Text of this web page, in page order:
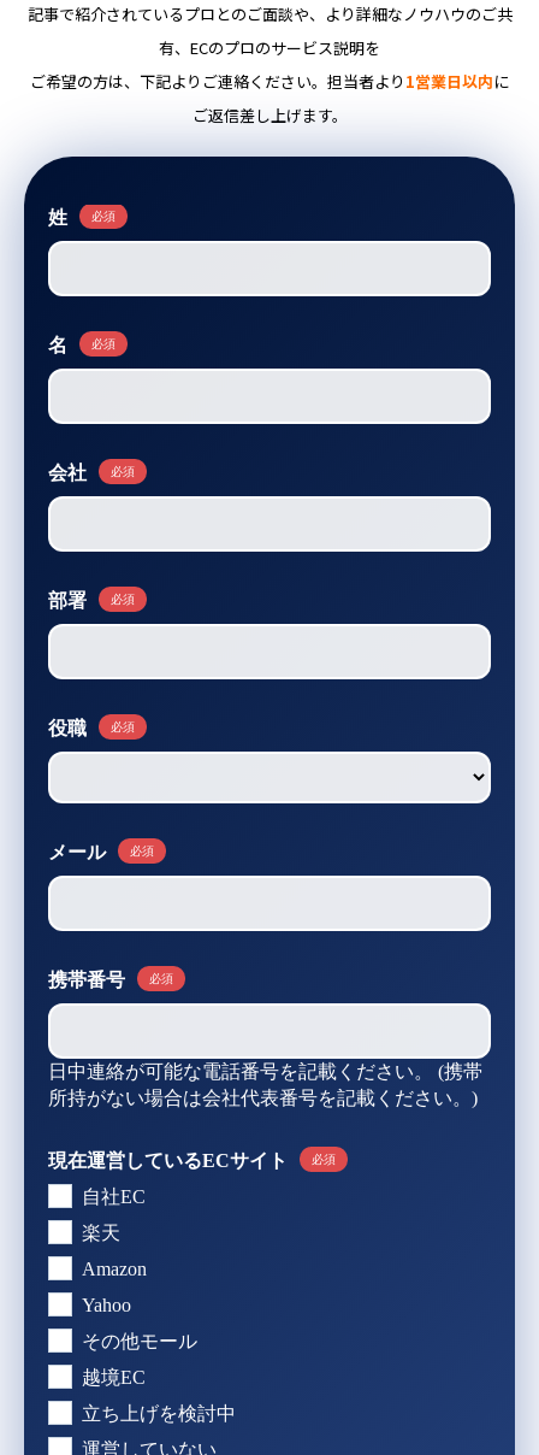
記事で紹介されているプロとのご面談や、より詳細なノウハウのご共
有、ECのプロのサービス説明を
ご希望の方は、下記よりご連絡ください。担当者より 1営業日以内に
ご返信差し上げます。